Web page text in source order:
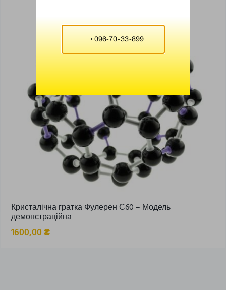
Кристалічна гратка Фулерен С60 – Модель
демонстраційна
1600,00₴
⟶ 096-70-33-899